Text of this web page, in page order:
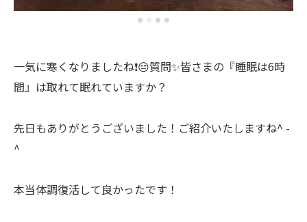
一気に寒くなりましたね❗️😔質問✨皆さまの『睡眠は6時
間』は取れて眠れていますか？
先日もありがとうございました！ご紹介いたしますね^ -
^
本当体調復活して良かったです！